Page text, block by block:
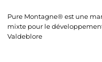
Pure Montagne® est une
mixte pour le
Valdeblore